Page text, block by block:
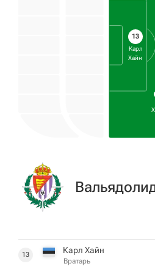
13
Карл
Хайн
13 Карл Хайн
Вратарь